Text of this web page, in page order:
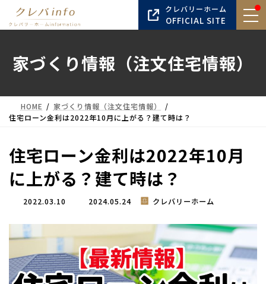
テ
キ
ゲ
に
クレバリーホーム
OFFICIAL SITE
家づくり情報（注文住宅情報）
HOME
家づくり情報（注文住宅情報）
住宅ローン金利は2022年10月に上がる？建て時は？
住宅ローン金利は2022年10月
に上がる？建て時は？
2022.03.10
最
更
日
時
:
2024.05.24 クレバリーホーム